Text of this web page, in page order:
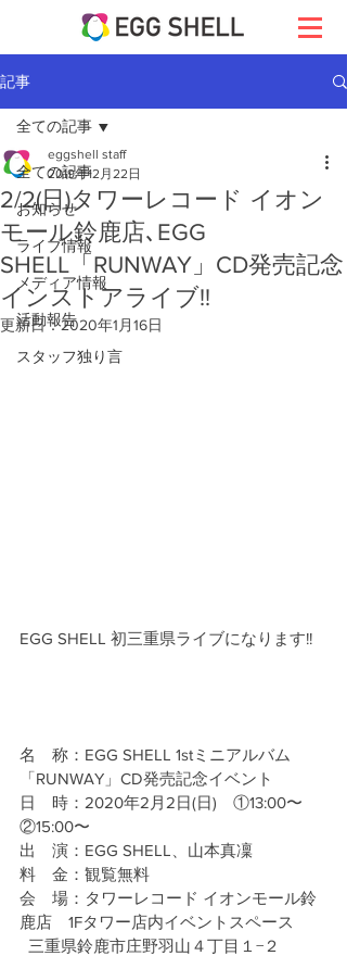
記事
全ての記事
お知らせ
ライブ情報
メディア情報
活動報告
スタッフ独り言
全ての記事
2/2(日)タワーレコード イオン
モール鈴鹿店､EGG
SHELL「RUNWAY」CD発売記念
インストアライブ!!
eggshell staff
2019年12月22日
更新日：2020年1月16日
EGG SHELL 初三重県ライブになります!!
名　称：EGG SHELL 1stミニアルバム
「RUNWAY」CD発売記念イベント
日　時：2020年2月2日(日)　①13:00〜
②15:00〜
出　演：EGG SHELL、山本真凜
料　金：観覧無料
会　場：タワーレコード イオンモール鈴
鹿店　1Fタワー店内イベントスペース
  三重県鈴鹿市庄野羽山４丁目１−２